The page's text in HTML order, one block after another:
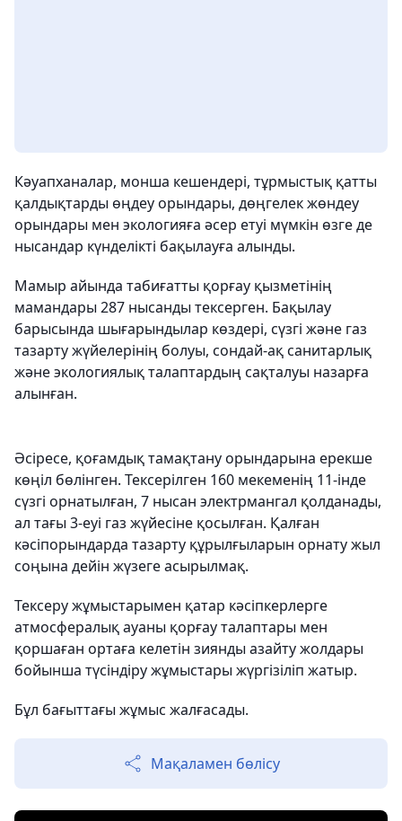
Кәуапханалар, монша кешендері, тұрмыстық қатты
қалдықтарды өңдеу орындары, дөңгелек жөндеу
орындары мен экологияға әсер етуі мүмкін өзге де
нысандар күнделікті бақылауға алынды.
Мамыр айында табиғатты қорғау қызметінің
мамандары 287 нысанды тексерген. Бақылау
барысында шығарындылар көздері, сүзгі және газ
тазарту жүйелерінің болуы, сондай-ақ санитарлық
және экологиялық талаптардың сақталуы назарға
алынған.
Әсіресе, қоғамдық тамақтану орындарына ерекше
көңіл бөлінген. Тексерілген 160 мекеменің 11-інде
сүзгі орнатылған, 7 нысан электрмангал қолданады,
ал тағы 3-еуі газ жүйесіне қосылған. Қалған
кәсіпорындарда тазарту құрылғыларын орнату жыл
соңына дейін жүзеге асырылмақ.
Тексеру жұмыстарымен қатар кәсіпкерлерге
атмосфералық ауаны қорғау талаптары мен
қоршаған ортаға келетін зиянды азайту жолдары
бойынша түсіндіру жұмыстары жүргізіліп жатыр.
Бұл бағыттағы жұмыс жалғасады.
Мақаламен бөлісу